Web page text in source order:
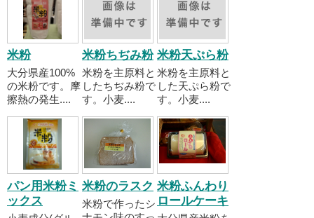
米粉
大分県産100%
の米粉です。摩
擦熱の発生....
米粉ちぢみ粉
米粉を主原料と
したちぢみ粉で
す。小麦....
米粉天ぷら粉
米粉を主原料と
した天ぷら粉で
す。小麦....
パン用米粉ミ
ックス
米粉のラスク
米粉で作ったシ
米粉ふんわり
ロールケーキ